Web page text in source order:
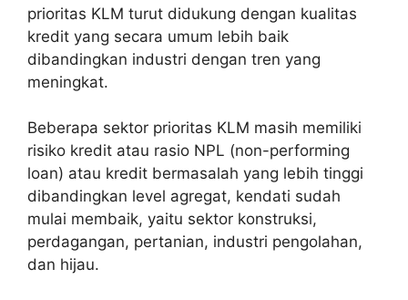
prioritas KLM turut didukung dengan kualitas
kredit yang secara umum lebih baik
dibandingkan industri dengan tren yang
meningkat.
Beberapa sektor prioritas KLM masih memiliki
risiko kredit atau rasio NPL (non-performing
loan) atau kredit bermasalah yang lebih tinggi
dibandingkan level agregat, kendati sudah
mulai membaik, yaitu sektor konstruksi,
perdagangan, pertanian, industri pengolahan,
dan hijau.